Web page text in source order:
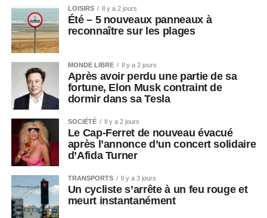
LOISIRS Il y a 2 jours
Été – 5 nouveaux panneaux à
reconnaître sur les plages
MONDE LIBRE Il y a 2 jours
Après avoir perdu une partie de sa
fortune, Elon Musk contraint de
dormir dans sa Tesla
SOCIÉTÉ Il y a 2 jours
Le Cap-Ferret de nouveau évacué
après l’annonce d’un concert solidaire
d’Afida Turner
TRANSPORTS Il y a 3 jours
Un cycliste s’arrête à un feu rouge et
meurt instantanément